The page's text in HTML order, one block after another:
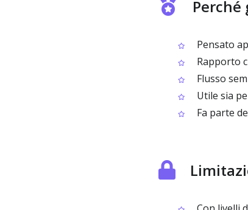
Perché
Pensato
Rapporto
Flusso
Utile sia
Fa parte